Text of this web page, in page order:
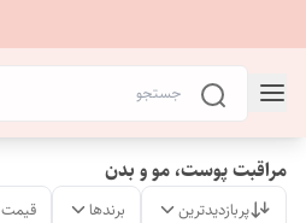
مراقبت پوست، مو و بدن
پربازدیدترین برندها قیمت